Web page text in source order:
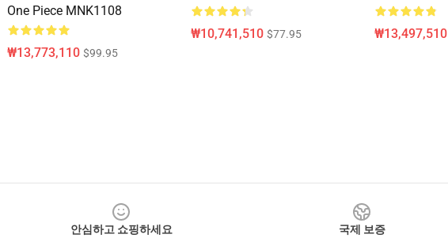
One Piece MNK1108
₩13,773,110 $99.95
₩10,741,510 $77.95 ₩13,497,510
안심하고 쇼핑하세요
국제 보증